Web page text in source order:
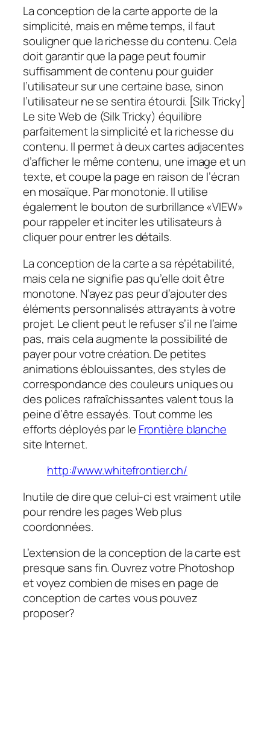
La conception de la carte apporte de la
simplicité, mais en même temps, il faut
souligner que la richesse du contenu. Cela
doit garantir que la page peut fournir
suffisamment de contenu pour guider
l’utilisateur sur une certaine base, sinon
l’utilisateur ne se sentira étourdi. [Silk Tricky]
Le site Web de (Silk Tricky) équilibre
parfaitement la simplicité et la richesse du
contenu. Il permet à deux cartes adjacentes
d’afficher le même contenu, une image et un
texte, et coupe la page en raison de l’écran
en mosaïque. Par monotonie. Il utilise
également le bouton de surbrillance «VIEW»
pour rappeler et inciter les utilisateurs à
cliquer pour entrer les détails.
La conception de la carte a sa répétabilité,
mais cela ne signifie pas qu’elle doit être
monotone. N’ayez pas peur d’ajouter des
éléments personnalisés attrayants à votre
projet. Le client peut le refuser s’il ne l’aime
pas, mais cela augmente la possibilité de
payer pour votre création. De petites
animations éblouissantes, des styles de
correspondance des couleurs uniques ou
des polices rafraîchissantes valent tous la
peine d’être essayés. Tout comme les
efforts déployés par le Frontière blanche
site Internet.
http://www.whitefrontier.ch/
Inutile de dire que celui-ci est vraiment utile
pour rendre les pages Web plus
coordonnées.
L’extension de la conception de la carte est
presque sans fin. Ouvrez votre Photoshop
et voyez combien de mises en page de
conception de cartes vous pouvez
proposer?